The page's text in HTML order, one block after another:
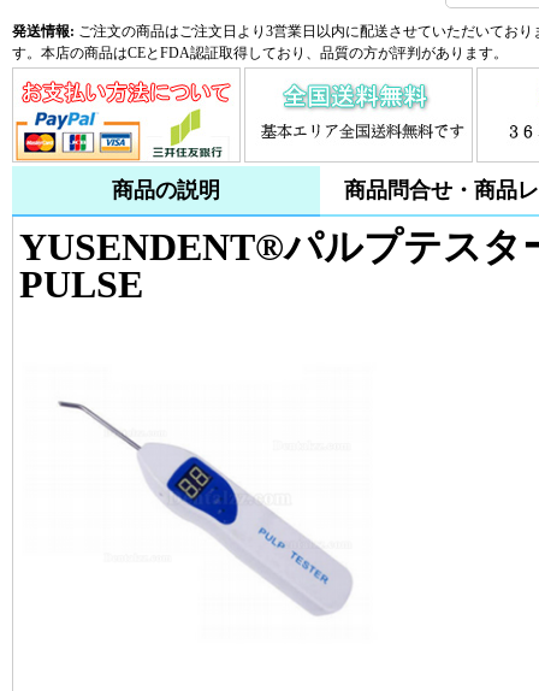
発送情報: ご注文の商品はご注文日より3営業日以内に配送させていただいてお
す。本店の商品はCEとFDA認証取得しており、品質の方が評判があります。
商品の説明 商品問合せ・商品
YUSENDENT®パルプテスタ
PULSE